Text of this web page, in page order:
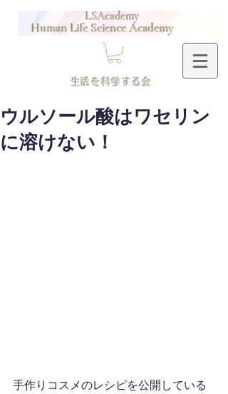
Human Life Science Academy
LSAcademy
​生活を科学する会
ウルソール酸はワセリン
に溶けない！
手作りコスメのレシピを公開している